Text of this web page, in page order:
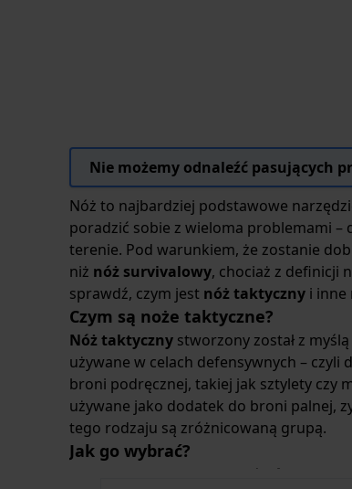
Nie możemy odnaleźć pasujących
Nóż to najbardziej podstawowe
poradzić sobie z wieloma problemami
terenie. Pod warunkiem, że zostanie
niż nóż survivalowy, chociaż z definicji
sprawdź, czym jest nóż taktyczny i inne
Czym są noże taktyczne?
Nóż taktyczny stworzony został z
używane w celach defensywnych –
broni podręcznej, takiej jak sztylety czy
używane jako dodatek do broni palnej,
tego rodzaju są zróżnicowaną grupą.
Jak go wybrać?
Nie jest wcale łatwo wybrać nóż